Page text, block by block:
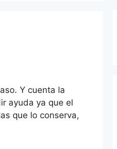
Y cuenta la
ayuda ya que el
que lo conserva,